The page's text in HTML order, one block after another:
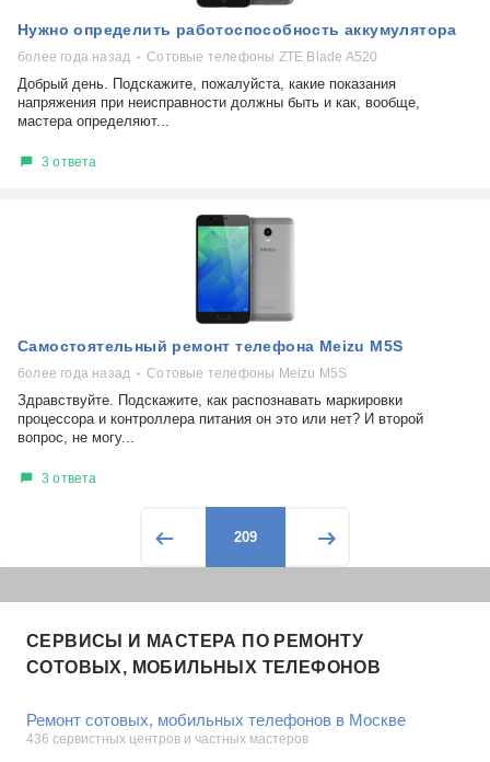
Нужно определить работоспособность аккумулятора
более года назад Сотовые телефоны ZTE Blade A520
Добрый день. Подскажите, пожалуйста, какие показания
напряжения при неисправности должны быть и как, вообще,
мастера определяют...
3 ответа
Самостоятельный ремонт телефона Meizu M5S
более года назад Сотовые телефоны Meizu M5S
Здравствуйте. Подскажите, как распознавать маркировки
процессора и контроллера питания он это или нет? И второй
вопрос, не могу...
3 ответа
209
СЕРВИСЫ И МАСТЕРА ПО РЕМОНТУ
СОТОВЫХ, МОБИЛЬНЫХ ТЕЛЕФОНОВ
Ремонт сотовых, мобильных телефонов в Москве
436 сервистных центров и частных мастеров